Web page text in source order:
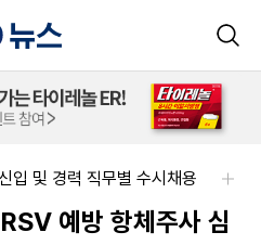
입 및 경력 직무별 수시채용
예방 항체주사 심